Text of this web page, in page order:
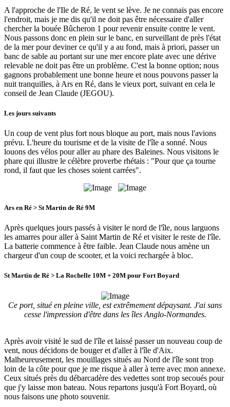
A l'approche de l'Ile de Ré, le vent se lève. Je ne connais pas encore
l'endroit, mais je me dis qu'il ne doit pas être nécessaire d'aller
chercher la bouée Bûcheron 1 pour revenir ensuite contre le vent.
Nous passons donc en plein sur le banc, en surveillant de près l'état
de la mer pour deviner ce qu'il y a au fond, mais à priori, passer un
banc de sable au portant sur une mer encore plate avec une dérive
relevable ne doit pas être un problème. C'est la bonne option; nous
gagnons probablement une bonne heure et nous pouvons passer la
nuit tranquilles, à Ars en Ré, dans le vieux port, suivant en cela le
conseil de Jean Claude (JEGOU).
Les jours suivants
Un coup de vent plus fort nous bloque au port, mais nous l'avions
prévu. L'heure du tourisme et de la visite de l'île a sonné. Nous
louons des vélos pour aller au phare des Baleines. Nous visitons le
phare qui illustre le célèbre proverbe rhétais : "Pour que ça tourne
rond, il faut que les choses soient carrées".
Ars en Ré > St Martin de Ré 9M
Après quelques jours passés à visiter le nord de l'île, nous larguons
les amarres pour aller à Saint Martin de Ré et visiter le reste de l'île.
La batterie commence à être faible. Jean Claude nous amène un
chargeur d'un coup de scooter, et la voici rechargée à bloc.
St Martin de Ré > La Rochelle 10M + 20M pour Fort Boyard
Ce port, situé en pleine ville, est extrêmement dépaysant. J'ai sans
cesse l'impression d'être dans les îles Anglo-Normandes.
Après avoir visité le sud de l'île et laissé passer un nouveau coup de
vent, nous décidons de bouger et d'aller à l'île d'Aix.
Malheureusement, les mouillages situés au Nord de l'île sont trop
loin de la côte pour que je me risque à aller à terre avec mon annexe.
Ceux situés près du débarcadère des vedettes sont trop secoués pour
que j'y laisse mon bateau. Nous repartons jusqu'à Fort Boyard, où
nous faisons une photo souvenir.